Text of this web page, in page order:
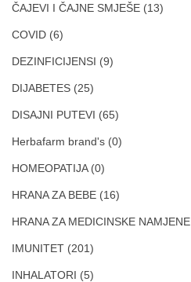
ČAJEVI I ČAJNE SMJEŠE (13)
COVID (6)
DEZINFICIJENSI (9)
DIJABETES (25)
DISAJNI PUTEVI (65)
Herbafarm brand's (0)
HOMEOPATIJA (0)
HRANA ZA BEBE (16)
HRANA ZA MEDICINSKE NAMJENE
IMUNITET (201)
INHALATORI (5)